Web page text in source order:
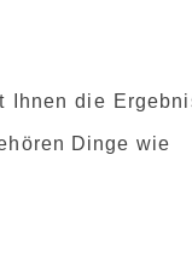
die
Dinge wie